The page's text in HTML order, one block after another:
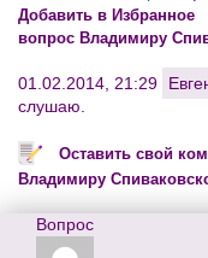
Добавить в Избранное
вопрос Владимиру
01.02.2014, 21:29
слушаю.
Оставить свой
Владимиру
Вопрос